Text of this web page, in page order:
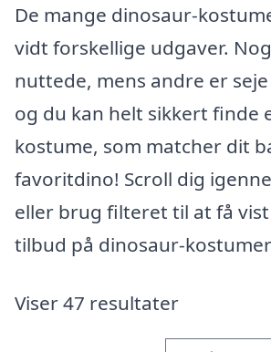
De mange dinosaur-
vidt forskellige udgaver.
nuttede, mens andre er
og du kan helt sikkert finde
kostume, som matcher dit
favoritdino! Scroll dig
eller brug filteret til at få
tilbud på dinosaur-
Viser 47 resultater